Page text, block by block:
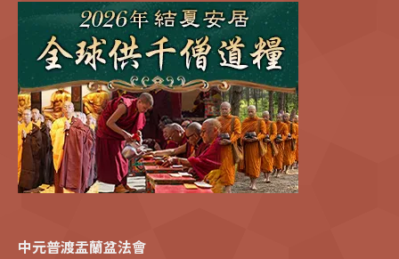
中元普渡盂蘭盆法會